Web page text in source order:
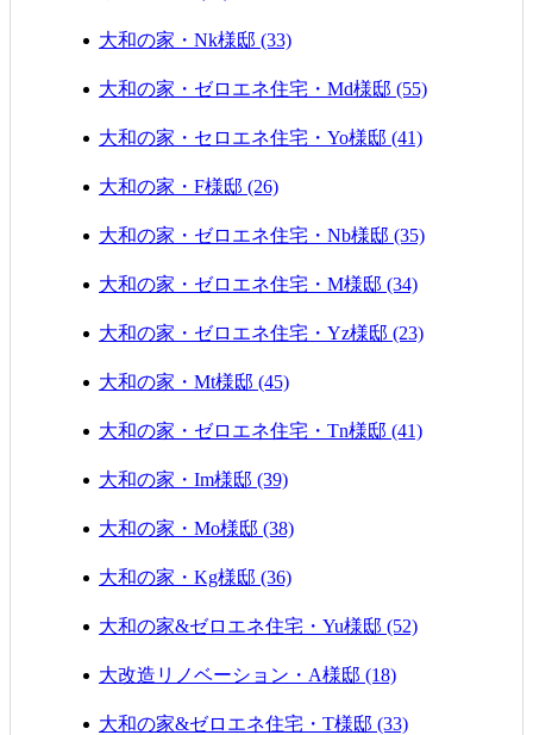
大和の家・Nk様邸 (33)
大和の家・ゼロエネ住宅・Md様邸 (55)
大和の家・セロエネ住宅・Yo様邸 (41)
大和の家・F様邸 (26)
大和の家・ゼロエネ住宅・Nb様邸 (35)
大和の家・ゼロエネ住宅・M様邸 (34)
大和の家・ゼロエネ住宅・Yz様邸 (23)
大和の家・Mt様邸 (45)
大和の家・ゼロエネ住宅・Tn様邸 (41)
大和の家・Im様邸 (39)
大和の家・Mo様邸 (38)
大和の家・Kg様邸 (36)
大和の家&ゼロエネ住宅・Yu様邸 (52)
大改造リノベーション・A様邸 (18)
大和の家&ゼロエネ住宅・T様邸 (33)